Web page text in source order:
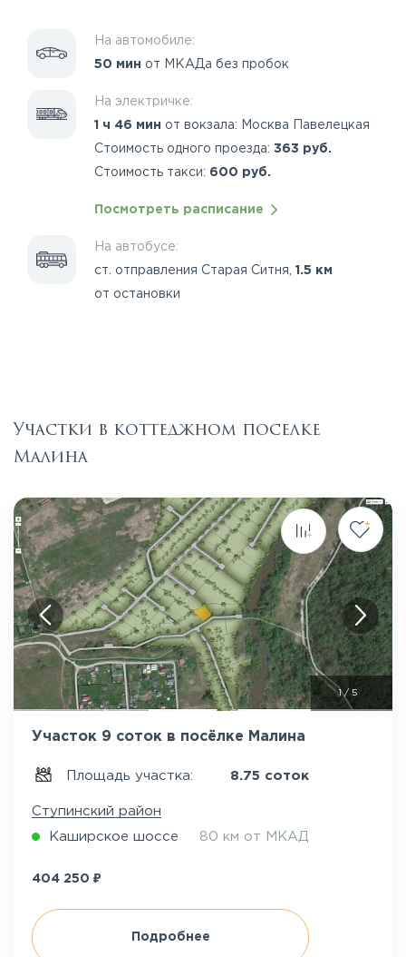
На автомобиле:
50 мин от МКАДа без пробок
На электричке:
1 ч 46 мин от вокзала: Москва Павелецкая
Стоимость одного проезда: 363 руб.
Стоимость такси: 600 руб.
Посмотреть расписание
На автобусе:
ст. отправления Старая Ситня, 1.5 км
от остановки
Участки в коттеджном поселке
Малина
1/ 5
Участок 9 соток в посёлке Малина
Площадь участка: 8.75 соток
Ступинский район
Каширское шоссе 80 км от МКАД
404 250 ₽
Подробнее